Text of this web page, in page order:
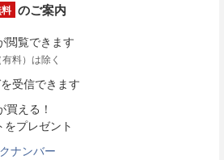
のご案内
閲覧できます
料）は除く
受信できます
買える！
プレゼント
ナンバー